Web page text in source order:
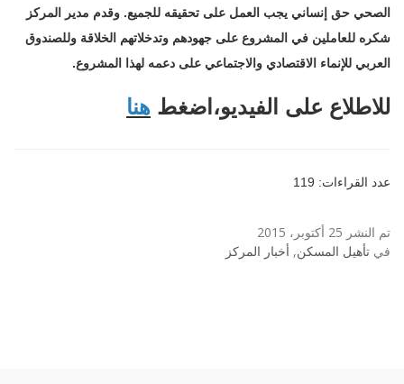
الصحي ‏حق إنساني يجب العمل على تحقيقه للجميع. وقدم مدير المركز
شكره للعاملين في المشروع على ‏جهودهم وتدخلاتهم الخلاقة وللصندوق
العربي للإنماء الاقتصادي والاجتماعي على دعمه لهذا ‏المشروع.‏
للاطلاع على الفيديو،اضغط هنا
عدد القراءات: 119
تم النشر 25 أكتوبر، 2015
في تأهيل المسكن, أخبار المركز